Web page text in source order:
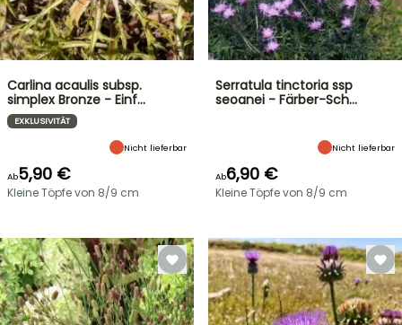
Carlina acaulis subsp.
simplex Bronze - Einf…
EXKLUSIVITÄT
Nicht lieferbar
Ab5,90 €
Kleine Töpfe von 8/9 cm
Serratula tinctoria ssp
seoanei - Färber-Sch…
Nicht lieferbar
Ab6,90 €
Kleine Töpfe von 8/9 cm